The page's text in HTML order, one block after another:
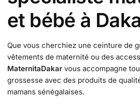
et bébé à
Que vous cherchiez une ceinture de
vêtements de maternité ou des
MaternitaDakar vous accompagne
grossesse avec des produits de
mamans sénégalaises.